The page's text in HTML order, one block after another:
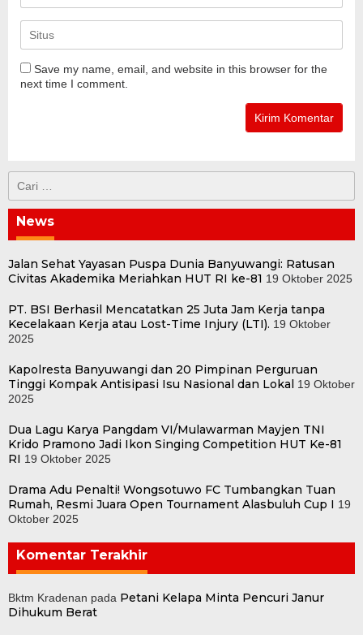
Save my name, email, and website in this browser for the
next time I comment.
untuk:
News
Jalan Sehat Yayasan Puspa Dunia Banyuwangi: Ratusan
Civitas Akademika Meriahkan HUT RI ke-81 19 Oktober 2025
PT. BSI Berhasil Mencatatkan 25 Juta Jam Kerja tanpa
Kecelakaan Kerja atau Lost-Time Injury (LTI). 19 Oktober
2025
Kapolresta Banyuwangi dan 20 Pimpinan Perguruan
Tinggi Kompak Antisipasi Isu Nasional dan Lokal 19 Oktober
2025
Dua Lagu Karya Pangdam VI/Mulawarman Mayjen TNI
Krido Pramono Jadi Ikon Singing Competition HUT Ke-81
RI 19 Oktober 2025
Drama Adu Penalti! Wongsotuwo FC Tumbangkan Tuan
Rumah, Resmi Juara Open Tournament Alasbuluh Cup I 19
Oktober 2025
Komentar Terakhir
Bktm Kradenan pada Petani Kelapa Minta Pencuri Janur
Dihukum Berat